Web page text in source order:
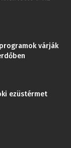
várják
ezüstérmet